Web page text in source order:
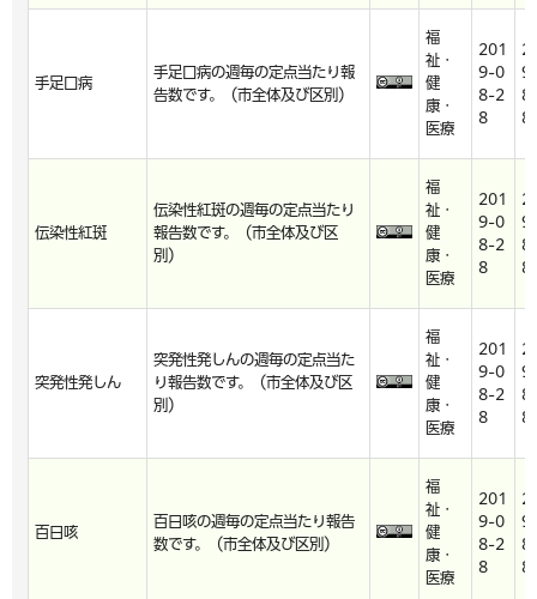
手足口病
手足口病の週毎の定点当たり報
告数です。（市全体及び区別）
福
祉・
健
康・
医療
201
9-0
8-2
8
8
伝染性紅斑
伝染性紅斑の週毎の定点当たり
報告数です。（市全体及び区
別）
福
祉・
健
康・
医療
201
9-0
8-2
8
8
突発性発しん
突発性発しんの週毎の定点当た
り報告数です。（市全体及び区
別）
福
祉・
健
康・
医療
201
9-0
8-2
8
8
百日咳
百日咳の週毎の定点当たり報告
数です。（市全体及び区別）
福
祉・
健
康・
医療
201
9-0
8-2
8
8